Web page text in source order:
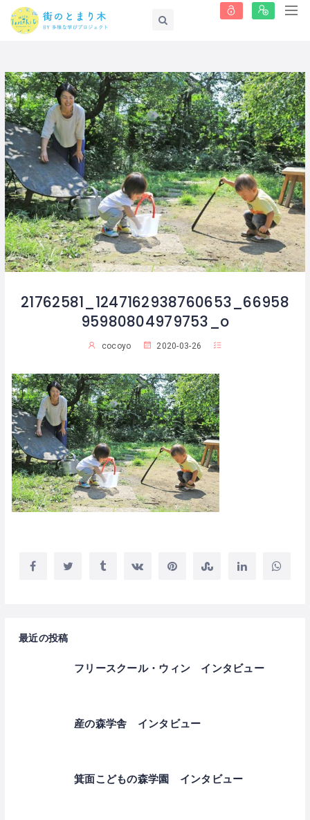
21762581_1247162938760653_66958
95980804979753_o
cocoyo 2020-03-26
最近の投稿
フリースクール・ウィン インタビュー
産の森学舎 インタビュー
箕面こどもの森学園 インタビュー